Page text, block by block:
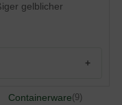
grün und bereift
stark verzweigt
gelblicher
Containerware(9)